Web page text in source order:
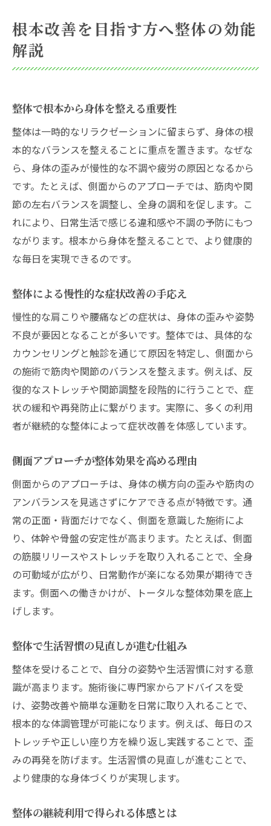
根本改善を目指す方へ整体の効能
解説
整体で根本から身体を整える重要性
整体は一時的なリラクゼーションに留まらず、身体の根
本的なバランスを整えることに重点を置きます。なぜな
ら、身体の歪みが慢性的な不調や疲労の原因となるから
です。たとえば、側面からのアプローチでは、筋肉や関
節の左右バランスを調整し、全身の調和を促します。こ
れにより、日常生活で感じる違和感や不調の予防にもつ
ながります。根本から身体を整えることで、より健康的
な毎日を実現できるのです。
整体による慢性的な症状改善の手応え
慢性的な肩こりや腰痛などの症状は、身体の歪みや姿勢
不良が要因となることが多いです。整体では、具体的な
カウンセリングと触診を通じて原因を特定し、側面から
の施術で筋肉や関節のバランスを整えます。例えば、反
復的なストレッチや関節調整を段階的に行うことで、症
状の緩和や再発防止に繋がります。実際に、多くの利用
者が継続的な整体によって症状改善を体感しています。
側面アプローチが整体効果を高める理由
側面からのアプローチは、身体の横方向の歪みや筋肉の
アンバランスを見逃さずにケアできる点が特徴です。通
常の正面・背面だけでなく、側面を意識した施術によ
り、体幹や骨盤の安定性が高まります。たとえば、側面
の筋膜リリースやストレッチを取り入れることで、全身
の可動域が広がり、日常動作が楽になる効果が期待でき
ます。側面への働きかけが、トータルな整体効果を底上
げします。
整体で生活習慣の見直しが進む仕組み
整体を受けることで、自分の姿勢や生活習慣に対する意
識が高まります。施術後に専門家からアドバイスを受
け、姿勢改善や簡単な運動を日常に取り入れることで、
根本的な体調管理が可能になります。例えば、毎日のス
トレッチや正しい座り方を繰り返し実践することで、歪
みの再発を防げます。生活習慣の見直しが進むことで、
より健康的な身体づくりが実現します。
整体の継続利用で得られる体感とは